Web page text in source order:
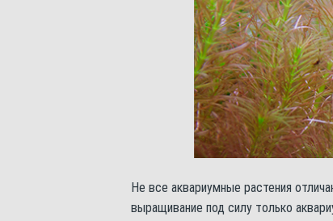
Не все аквариумные растения
выращивание под силу только